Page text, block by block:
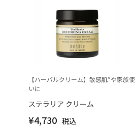
【ハーバルクリーム】敏感肌*や家族使
いに
ステラリア クリーム
¥4,730 税込